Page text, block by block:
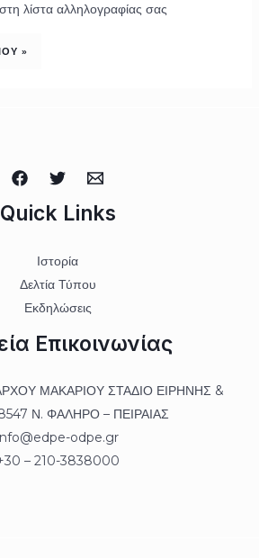
λίστα αλληλογραφίας σας
Quick Links
Ιστορία
Δελτία Τύπου
Εκδηλώσεις
Επικοινωνίας
ΜΑΚΑΡΙΟΥ ΣΤΑΔΙΟ ΕΙΡΗΝΗΣ &
Ν. ΦΑΛΗΡΟ – ΠΕΙΡΑΙΑΣ
odpe.gr
– 210-3838000